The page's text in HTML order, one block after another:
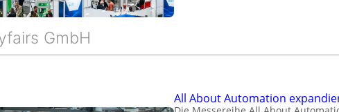
GmbH
All About Automation